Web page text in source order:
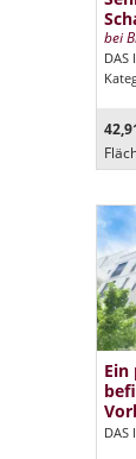
bei
DAS
Ein
DAS